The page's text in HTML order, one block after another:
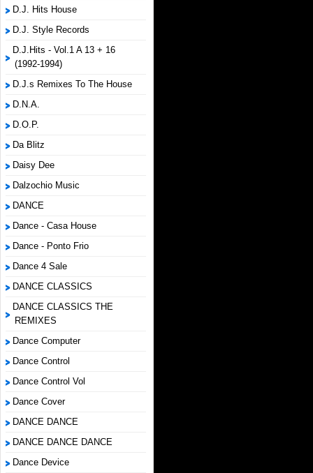
D.J. Hits House
D.J. Style Records
D.J.Hits - Vol.1 A 13 + 16
(1992-1994)
D.J.s Remixes To The House
D.N.A.
D.O.P.
Da Blitz
Daisy Dee
Dalzochio Music
DANCE
Dance - Casa House
Dance - Ponto Frio
Dance 4 Sale
DANCE CLASSICS
DANCE CLASSICS THE
REMIXES
Dance Computer
Dance Control
Dance Control Vol
Dance Cover
DANCE DANCE
DANCE DANCE DANCE
Dance Device